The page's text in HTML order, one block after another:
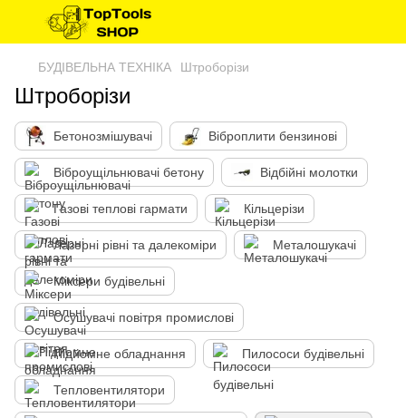
БУДІВЕЛЬНА ТЕХНІКА Штроборізи
Штроборізи
Бетонозмішувачі Віброплити бензинові
Віброущільнювачі бетону Відбійні молотки
Газові теплові гармати Кільцерізи
Лазерні рівні та далекоміри Металошукачі
Міксери будівельні
Осушувачі повітря промислові
Підйомне обладнання Пилососи будівельні
Тепловентилятори